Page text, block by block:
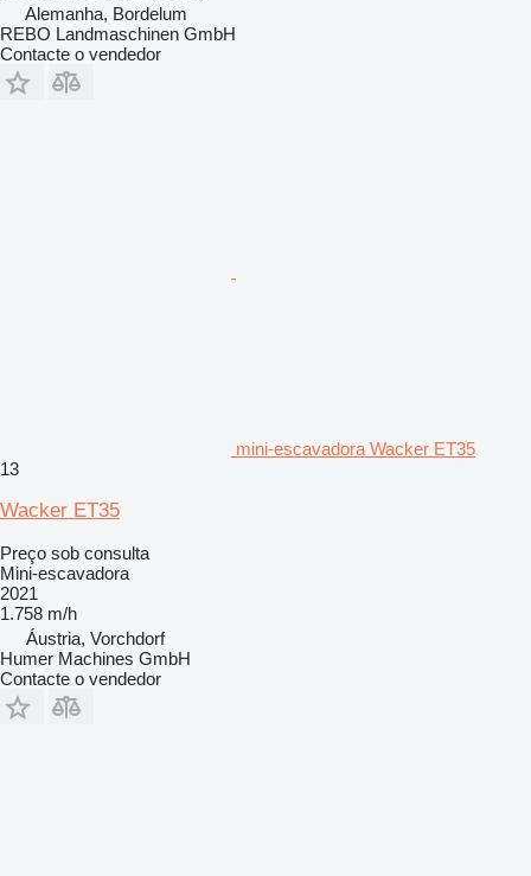
Alemanha, Bordelum
REBO Landmaschinen GmbH
Contacte o vendedor
mini-escavadora Wacker ET35
13
Wacker ET35
Preço sob consulta
Mini-escavadora
2021
1.758 m/h
Áustria, Vorchdorf
Humer Machines GmbH
Contacte o vendedor